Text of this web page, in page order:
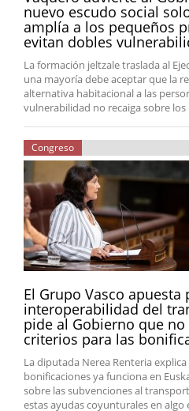
nuevo escudo social
amplía a los pequeños
evitan dobles
La formación jeltzale traslada al
una mayoría debe aceptar que la
alternativa habitacional a las
vulnerabilidad no recaiga sobre
Congreso
El Grupo Vasco apuesta
interoperabilidad del
pide al Gobierno que
criterios para las
La diputada Nerea Renteria
bonificaciones ya funciona en
sobre las subvenciones al
estas ayudas coyunturales en